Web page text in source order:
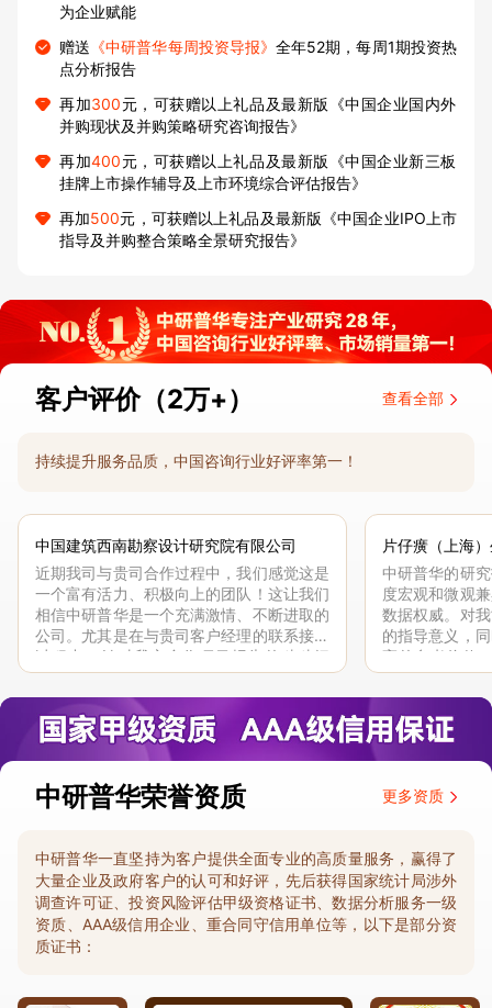
为企业赋能
赠送 《中研普华每周投资导报》全年52期，每周1期投资热
点分析报告
再加300元，可获赠以上礼品及最新版《中国企业国内外
并购现状及并购策略研究咨询报告》
再加400元，可获赠以上礼品及最新版《中国企业新三板
挂牌上市操作辅导及上市环境综合评估报告》
再加500元，可获赠以上礼品及最新版《中国企业IPO上市
指导及并购整合策略全景研究报告》
客户评价（2万+） 查看全部
持续提升服务品质，中国咨询行业好评率第一！
中国建筑西南勘察设计研究院有限公司
近期我司与贵司合作过程中，我们感觉这是
一个富有活力、积极向上的团队！这让我们
相信中研普华是一个充满激情、不断进取的
公司。尤其是在与贵司客户经理的联系接洽
过程中，针对我方合作项目报告的种种细
节，及时细致缜密地协助与项目部沟通、探
讨和完善...
片仔癀（上海
中研普华的研
度宏观和微观
数据权威。对
的指导意义，
高的参考价值
体化”服务和行
司继续...
中研普华荣誉资质 更多资质
中研普华一直坚持为客户提供全面专业的高质量服务，赢得了
大量企业及政府客户的认可和好评，先后获得国家统计局涉外
调查许可证、投资风险评估甲级资格证书、数据分析服务一级
资质、AAA级信用企业、重合同守信用单位等，以下是部分资
质证书：